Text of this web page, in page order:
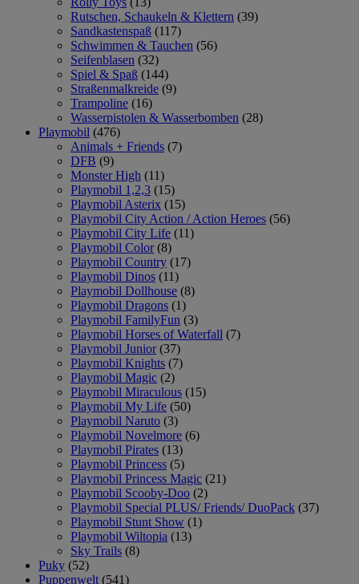
Rutschen, Schaukeln & Klettern (39)
Sandkastenspaß (117)
Schwimmen & Tauchen (56)
Seifenblasen (32)
Spiel & Spaß (144)
Straßenmalkreide (9)
Trampoline (16)
Wasserpistolen & Wasserbomben (28)
Playmobil (476)
Animals + Friends (7)
DFB (9)
Monster High (11)
Playmobil 1,2,3 (15)
Playmobil Asterix (15)
Playmobil City Action / Action Heroes (56)
Playmobil City Life (11)
Playmobil Color (8)
Playmobil Country (17)
Playmobil Dinos (11)
Playmobil Dollhouse (8)
Playmobil Dragons (1)
Playmobil FamilyFun (3)
Playmobil Horses of Waterfall (7)
Playmobil Junior (37)
Playmobil Knights (7)
Playmobil Magic (2)
Playmobil Miraculous (15)
Playmobil My Life (50)
Playmobil Naruto (3)
Playmobil Novelmore (6)
Playmobil Pirates (13)
Playmobil Princess (5)
Playmobil Princess Magic (21)
Playmobil Scooby-Doo (2)
Playmobil Special PLUS/ Friends/ DuoPack (37)
Playmobil Stunt Show (1)
Playmobil Wiltopia (13)
Sky Trails (8)
Puky (52)
Puppenwelt (541)